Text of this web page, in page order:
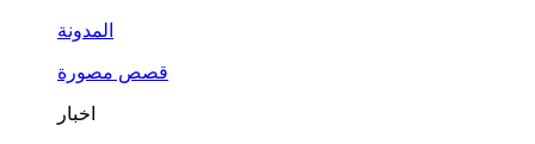
المدونة
قصص مصورة
اخبار